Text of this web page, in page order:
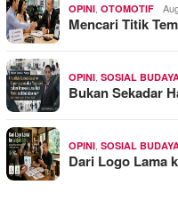
OPINI, OTOMOTIF
Mencari Titik
OPINI, SOSIAL
Bukan Sekadar
OPINI, SOSIAL
Dari Logo Lama